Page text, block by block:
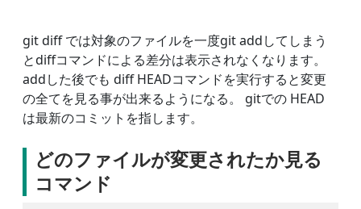
git diff では対象のファイルを一度git addしてしまう
とdiffコマンドによる差分は表示されなくなります。
addした後でも diff HEADコマンドを実行すると変更
の全てを見る事が出来るようになる。 gitでの HEAD
は最新のコミットを指します。
どのファイルが変更されたか見る
コマンド